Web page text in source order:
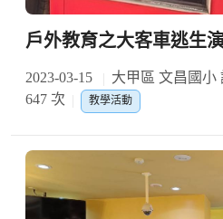
戶外教育之大客車逃生
2023-03-15 大甲區 文昌國小
647 次
教學活動